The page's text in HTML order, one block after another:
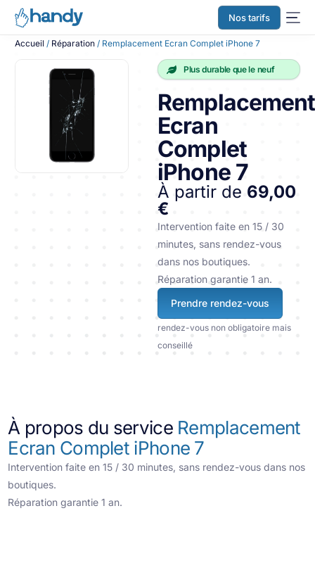
Nos tarifs
Accueil / Réparation / Remplacement Ecran Complet iPhone 7
Plus durable que le neuf
Remplacement
Ecran
Complet
iPhone 7
À partir de 69,00
€
Intervention faite en 15 / 30
minutes, sans rendez-vous
dans nos boutiques.
Réparation garantie 1 an.
Prendre rendez-vous
rendez-vous non obligatoire mais
conseillé
À propos du service Remplacement
Ecran Complet iPhone 7
Intervention faite en 15 / 30 minutes, sans rendez-vous dans nos
boutiques.
Réparation garantie 1 an.